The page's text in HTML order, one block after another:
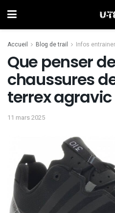
Accueil Blog de trail Infos
Que penser
chaussures
terrex agravic
11 mars 2025